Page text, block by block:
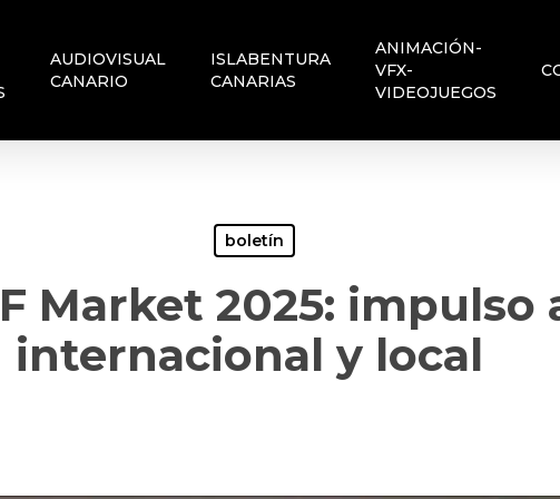
AUDIOVISUAL
CANARIO
ISLABENTURA
CANARIAS
ANIMACIÓN-
VFX-
VIDEOJUEGOS
boletín
Market 2025: impulso
internacional y local